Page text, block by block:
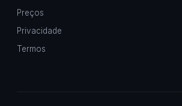
Preços
Privacidade
Termos